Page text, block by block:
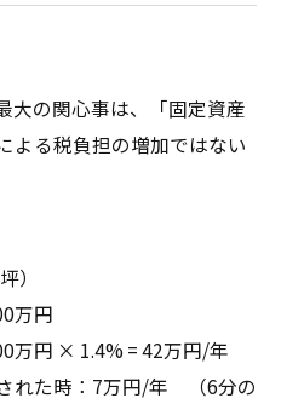
大の関心事は、「固定資産
よる税負担の増加ではない
）
万円
万円 × 1.4% = 42万円/年
れた時：7万円/年 （6分の